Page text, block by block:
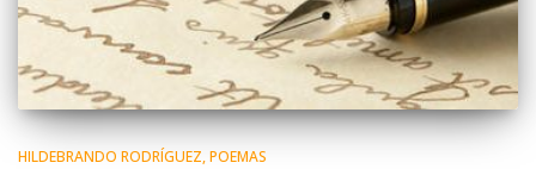
HILDEBRANDO RODRÍGUEZ POEMAS